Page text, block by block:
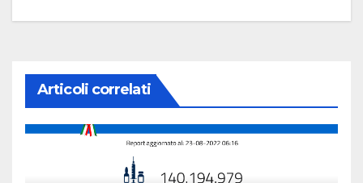
Articoli correlati